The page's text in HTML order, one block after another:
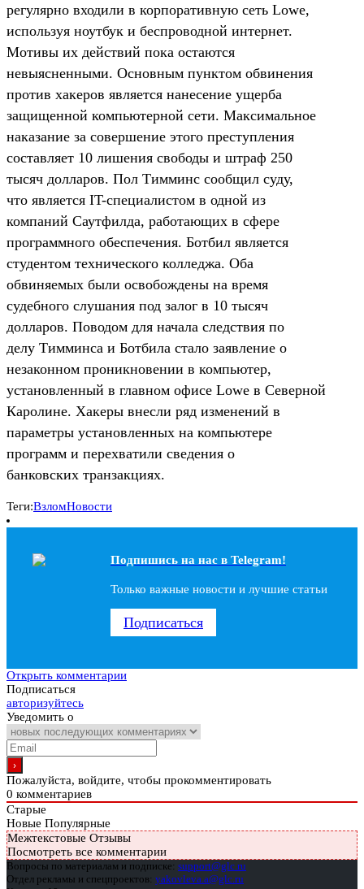
регулярно входили в корпоративную сеть Lowe,
используя ноутбук и беспроводной интернет.
Мотивы их действий пока остаются
невыясненными. Основным пунктом обвинения
против хакеров является нанесение ущерба
защищенной компьютерной сети. Максимальное
наказание за совершение этого преступления
составляет 10 лишения свободы и штраф 250
тысяч долларов. Пол Тимминс сообщил суду,
что является IT-специалистом в одной из
компаний Саутфилда, работающих в сфере
программного обеспечения. Ботбил является
студентом технического колледжа. Оба
обвиняемых были освобождены на время
судебного слушания под залог в 10 тысяч
долларов. Поводом для начала следствия по
делу Тимминса и Ботбила стало заявление о
незаконном проникновении в компьютер,
установленный в главном офисе Lowe в Северной
Каролине. Хакеры внесли ряд изменений в
параметры установленных на компьютере
программ и перехватили сведения о
банковских транзакциях.
Теги:ВзломНовости
Подпишись на наc в Telegram!
Только важные новости и лучшие статьи
Подписаться
Открыть комментарии
Подписаться
авторизуйтесь
Уведомить о
Пожалуйста, войдите, чтобы прокомментировать
0 комментариев
Старые
Новые Популярные
Межтекстовые Отзывы
Посмотреть все комментарии
Вопросы по материалам и подписке: support@glc.ru
Отдел рекламы и спецпроектов: yakovleva.a@glc.ru